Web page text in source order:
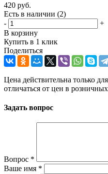
420 руб.
Есть в наличии (2)
-
+
В корзину
Купить в 1 клик
Поделиться
Цена действительна только
отличаться от цен в
Задать вопрос
Вопрос *
Ваше имя *